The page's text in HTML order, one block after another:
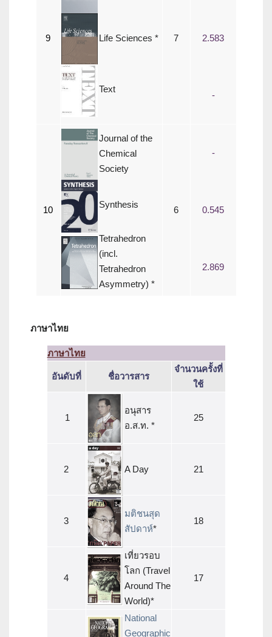
9 Life Sciences *
Text
7 2.583
-
10
Journal of the
Chemical
Society
Synthesis
Tetrahedron
(incl.
Tetrahedron
Asymmetry) *
6
-
0.545
2.869
ภาษาไทย
ภาษาไทย
อันดับที่ ชื่อวารสาร
จำนวนครั้งที่
ใช้
1
อนุสาร
อ.ส.ท. *
25
2 A Day 21
3
มติชนสุด
สัปดาห์*
18
4
เที่ยวรอบ
โลก (Travel
Around The
World)*
17
National
Geographic